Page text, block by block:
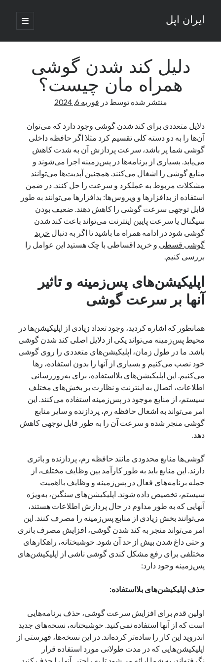
ایران اپل
باز
کردن
اصلی
نوار
کناری
نوشته‌های تازه
راه‌های اتصال موبایل و کامپیوتر به یکدیگر: تجربه‌ای یکپارچه و کاربردی
انتقاد کاربران از اتمام زودهنگام بسته‌های اینترنت ایرانسل همزمان با شرایط
جنگی
ادعای نت‌بلاکس: قطعی اینترنت ایران بیش از 120 ساعت ادامه یافت؛ اتصال
کشور به حدود یک درصد رسید
قطعی اینترنت در ایران از مرز 48 ساعت گذشت!
گوشی HMD Luma با دوربین 50 مگاپیکسل و نمایشگر 120 هرتز رونمایی شد
آخرین دیدگاه‌ها
یک نویسنده دیدگاه وردپرسدر تعمیرات تخصصی فیس آیدی
بایگانی‌ها
مارس 2026
فوریه 2026
دسامبر 2025
آگوست 2025
ژوئن 2025
می 2025
مارس 2025
فوریه 2025
ژانویه 2025
نوامبر 2024
اکتبر 2024
سپتامبر 2024
جولای 2024
ژوئن 2024
می 2024
آوریل 2024
مارس 2024
ژانویه 2024
دسامبر 2023
اکتبر 2023
سپتامبر 2023
آگوست 2023
جولای 2023
دسامبر 2022
دلیل کند شدن گوشی
همراه مان چیست؟
منتشر شده توسطدر فوریه 6, 2024
دلایل متعددی برای کند شدن گوشی وجود دارد که می‌توان
آن‌ها را به دو دسته کلی تقسیم کرد مثلا اگر حافظه داخلی
گوشی شما پر باشد، سرعت پردازش آن به شدت کاهش
می‌یابد. بسیاری از برنامه‌ها در پس‌زمینه اجرا می‌شوند و
منابع گوشی را اشغال می‌کنند. همچنین آپدیت‌ها می‌توانند
مشکلات مربوط به عملکرد و سرعت را حل کنند. در ضمن
استفاده از بدافزارها و ویروس‌ها: بدافزارها می‌توانند به طور
قابل توجهی سرعت گوشی را کاهش دهند. ضعیف بودن
سیگنال یا سرعت پایین اینترنت می‌تواند باعث کند شدن
گوشی شود در ادامه همراه ما باشید تا اگر به دنبال خرید
گوشی قسطی و خرید اقساطی با چک هستید این عوامل را
بررسی کنیم.
اپلیکیشن‌های پس‌زمینه و تاثیر
آنها بر سرعت گوشی
همانطور که اشاره کردید، وجود تعداد زیادی از اپلیکیشن‌ها در
محیط پس‌زمینه می‌تواند یکی از دلایل اصلی کند شدن گوشی
باشد. ما در طول زمان، اپلیکیشن‌های متعددی را روی گوشی
خود نصب می‌کنیم و بسیاری از آنها را بدون استفاده، رها
می‌کنیم. این اپلیکیشن‌های بلااستفاده، برای به‌روزرسانی
اطلاعات، اتصال به اینترنت و نظارت بر بخش‌های مختلف
سیستم، از منابع موجود در پس‌زمینه استفاده می‌کنند. این
امر می‌تواند به اشغال حافظه رم، پردازنده و سایر منابع
گوشی منجر شده و سرعت آن را به طور قابل توجهی کاهش
دهد.
گوشی‌ها منابع محدودی مانند حافظه رم، پردازنده و باتری
دارند. این منابع باید به طور کارآمد بین وظایف مختلف، از
جمله برنامه‌های فعال در پس‌زمینه و وظایف بااهمیت
سیستم، تخصیص داده شوند. اپلیکیشن‌های سنگین، به‌ویژه
آنهایی که به طور مداوم در حال پردازش اطلاعات هستند،
می‌توانند بخش زیادی از منابع پس‌زمینه را مصرف کنند. این
امر می‌تواند منجر به کند شدن گوشی، افزایش مصرف باتری
و حتی داغ شدن بیش از حد آن شود. خوشبختانه، راهکارهای
مختلفی برای رفع مشکل کندی گوشی ناشی از اپلیکیشن‌های
پس‌زمینه وجود دارد:
حذف اپلیکیشن‌های بلااستفاده:
اولین قدم برای افزایش سرعت گوشی، حذف برنامه‌هایی
است که از آنها استفاده نمی‌کنید. خوشبختانه، نسخه‌های جدید
اندروید این کار را ساده‌تر کرده‌اند. در این نسخه‌ها، فهرستی از
اپلیکیشن‌هایی که در مدت طولانی مورد استفاده قرار